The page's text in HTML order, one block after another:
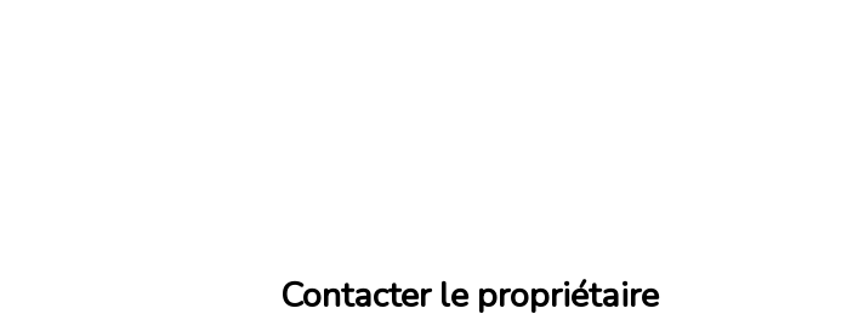
Contacter le propriétaire